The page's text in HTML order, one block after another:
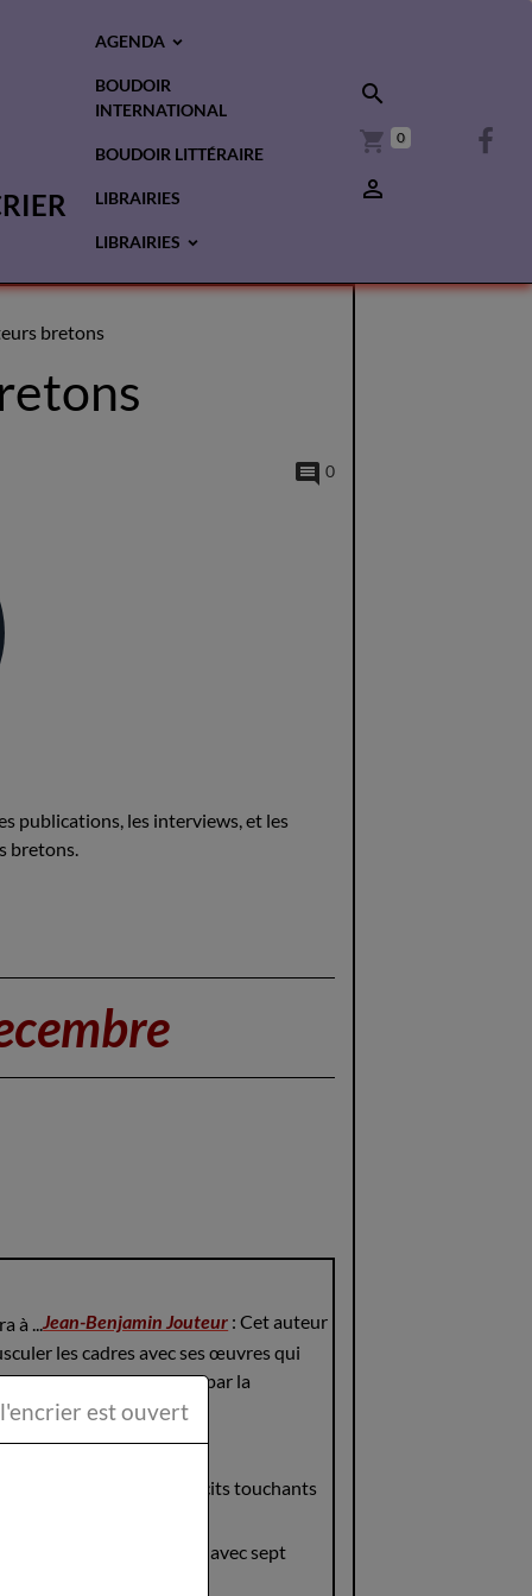
AGENDA
BOUDOIR
INTERNATIONAL
BOUDOIR LITTÉRAIRE
LIBRAIRIES
LIBRAIRIES
0
bretons
0
publications, les interviews, et les
bretons.
Jean-Benjamin Jouteur : Cet auteur
les cadres avec ses œuvres qui
verre", a été élu Best Of par la
le public avec ses récits touchants
, co-écrit avec sept
la Plume et l'encrier est ouvert